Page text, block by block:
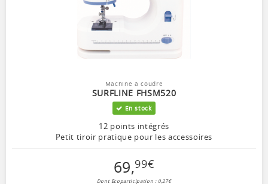
Machine à coudre
SURFLINE FHSM520
En stock
12 points intégrés
Petit tiroir pratique pour les accessoires
69,99€
Dont Ecoparticipation : 0,27€